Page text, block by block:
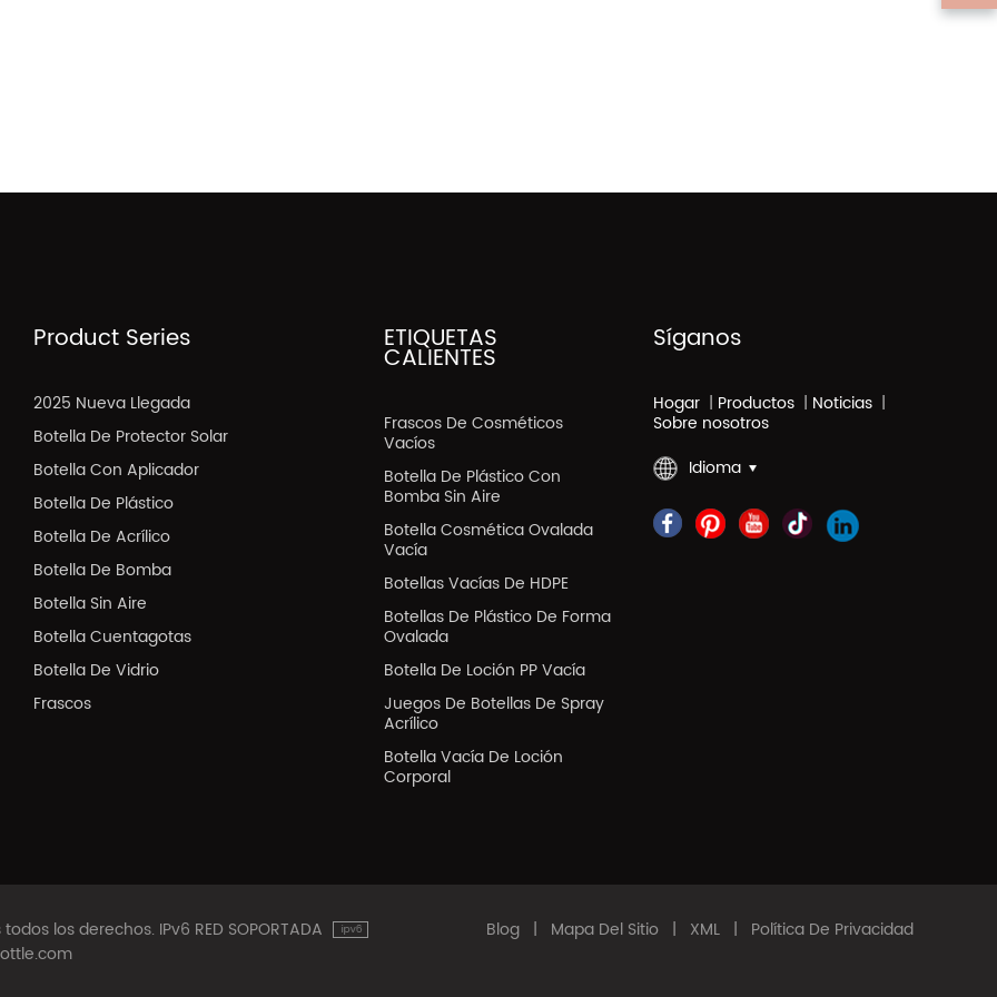
Product Series
2025 Nueva Llegada
Botella De Protector Solar
Botella Con Aplicador
Botella De Plástico
Botella De Acrílico
Botella De Bomba
Botella Sin Aire
Botella Cuentagotas
Botella De Vidrio
Frascos
ETIQUETAS
CALIENTES
Frascos De Cosméticos
Vacíos
Botella De Plástico Con
Bomba Sin Aire
Botella Cosmética Ovalada
Vacía
Botellas Vacías De HDPE
Botellas De Plástico De Forma
Ovalada
Botella De Loción PP Vacía
Juegos De Botellas De Spray
Acrílico
Botella Vacía De Loción
Corporal
Síganos
Hogar | Productos | Noticias |
Sobre nosotros
Idioma
los derechos. IPv6 RED SOPORTADA Blog | Mapa Del Sitio | XML |
Política De Privacidad